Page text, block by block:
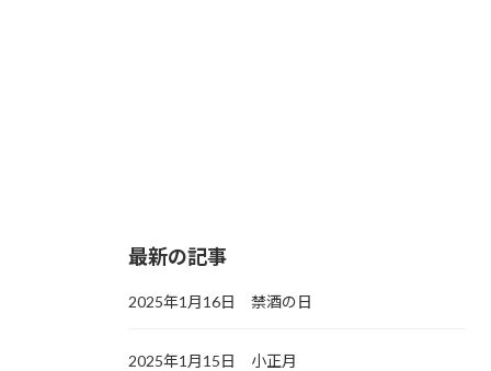
最新の記事
2025年1月16日 禁酒の日
2025年1月15日 小正月